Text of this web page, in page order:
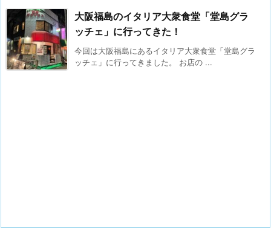
大阪福島のイタリア大衆食堂「堂島グラ
ッチェ」に行ってきた！
今回は大阪福島にあるイタリア大衆食堂「堂島グラ
ッチェ」に行ってきました。 お店の ...